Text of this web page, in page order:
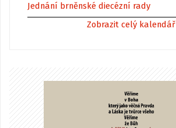
Jednání brněnské diecézní rady
Zobrazit celý kalendář